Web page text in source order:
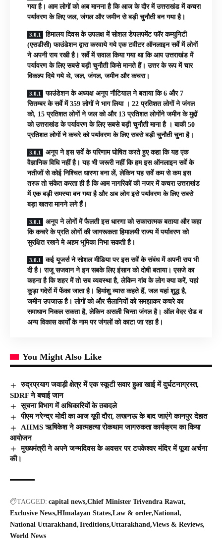
गया है। आम लोगों को अब मानना है कि आज के दौर में उत्तराखंड में कचरा
पर्यावरण के लिए जल, जंगल और जमीन से बड़ी चुनौती बन गया है।
हिमालय दिवस के उपलक्ष में सोशल डेपलपमेंट फॉर कम्युनिटी
(एसडीसी) फाउंडेशन द्वारा करवाये गये एक टवीटर ऑनलाइन सर्वे में लोगों
ने अपनी राय रखी है। सर्वे में सवाल किया गया था कि आप उत्तराखंड में
पर्यावरण के लिए सबसे बड़ी चुनौती किसे मानते हैं। उत्तर के रूप में चार
विकल्प दिये गये थे, जल, जंगल, जमीन और कचरा।
फाउंडेशन के अध्यक्ष अनूप नौटियाल ने बताया कि 6 और 7
सितम्बर के सर्वे में 359 लोगों ने भाग लिया । 22 प्रतिशत लोगों ने जंगल
को, 15 प्रतिशत लोगों ने जल को और 13 प्रतिशत लोगोंने जमीन के मुद्दों
को उत्तराखंड के पर्यावरण के लिए सबसे बड़ी चुनौती माना है । बाकी 50
प्रतिशत लोगों ने कचरे को पर्यावरण के लिए सबसे बड़ी चुनौती चुना है।
अनूप ने इस सर्वे के परिणाम घोषित करते हुए कहा कि यह एक
वैज्ञानिक विधि नहीं है। यह भी जरूरी नहीं कि हम इस ऑनलाइन सर्वे के
नतीजों से कोई निश्चित धारणा बना लें, लेकिन यह सर्वे कम से कम इस
तरफ तो संकेत करता ही है कि आम नागरिकों की नजर में कचरा उत्तराखंड
में एक बड़ी समस्या बन गया है और अब लोग इसे पर्यावरण के लिए सबसे
बड़ा खतरा मानने लगे हैं।
अनूप ने लोगों में फैलती इस धारणा को सकारात्मक बताया और कहा
कि कचरे के प्रति लोगों की जागरूकता हिमालयी राज्य में पर्यावरण को
सुरक्षित रखने मे अहम भूमिका निभा सकती है।
कई यूजर्स ने सोशल मीडिया पर इस सर्वे के संबंध में अपनी राय भी
दी है। राजू सजवान ने इन सबके लिए इंसान को दोषी बताया। एसजे का
कहना है कि शहर में तो सब व्यवस्था है, लेकिन गांव के लोग क्या करें, यहां
कूड़ा गदेरों में फेंका जाता है। हिमांशु व्यास कहते हैं, जल यहां शुद्ध है,
जमीन उपजाऊ है। लोगों को और सैलानियों को समझाकर कचरे का
समाधान निकल सकता है, लेकिन असली चिन्ता जंगल है। ऑल वेदर रोड व
अन्य विकास कार्यों के नाम पर जंगलों को काटा जा रहा है।
You Might Also Like
रुद्रप्रयाग जवाड़ी क्षेत्र में एक स्कूटी सवार हुआ खाई में दुर्घटनाग्रस्त,
SDRF ने बचाई जान
सूचना विभाग में अधिकारियों के तबादले
पीएम नरेन्द्र मोदी का आज यूपी दौरा, लखनऊ के बाद जाएंगे कानपुर देहात
AIIMS ऋषिकेश ने आत्महत्या रोकथाम जागरुकता कार्यक्रम का किया
आयोजन
मुख्यमंत्री ने अपने जन्मदिवस के अवसर पर टपकेश्वर मंदिर में पूजा अर्चना
की।
TAGGED: capital news Chief Minister Trivendra Rawat
Exclusive News HImalayan States Law & order National
National Uttarakhand Treditions Uttarakhand Views & Reviews
World News